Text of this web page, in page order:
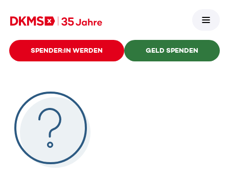
SPENDER:IN WERDEN GELD SPENDEN